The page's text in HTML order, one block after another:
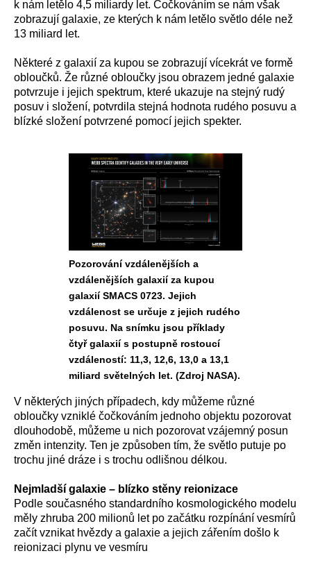
k nám letělo 4,5 miliardy let. Čočkováním se nám však
zobrazují galaxie, ze kterých k nám letělo světlo déle než
13 miliard let.
Některé z galaxií za kupou se zobrazují vícekrát ve formě
obloučků. Že různé obloučky jsou obrazem jedné galaxie
potvrzuje i jejich spektrum, které ukazuje na stejný rudý
posuv i složení, potvrdila stejná hodnota rudého posuvu a
blízké složení potvrzené pomocí jejich spekter.
Pozorování vzdálenějších a
vzdálenějších galaxií za kupou
galaxií SMACS 0723. Jejich
vzdálenost se určuje z jejich rudého
posuvu. Na snímku jsou příklady
čtyř galaxií s postupně rostoucí
vzdáleností: 11,3, 12,6, 13,0 a 13,1
miliard světelných let. (Zdroj NASA).
V některých jiných případech, kdy můžeme různé
obloučky vzniklé čočkováním jednoho objektu pozorovat
dlouhodobě, můžeme u nich pozorovat vzájemný posun
změn intenzity. Ten je způsoben tím, že světlo putuje po
trochu jiné dráze i s trochu odlišnou délkou.
Nejmladší galaxie – blízko stěny reionizace
Podle současného standardního kosmologického modelu
měly zhruba 200 milionů let po začátku rozpínání vesmírů
začít vznikat hvězdy a galaxie a jejich zářením došlo k
reionizaci plynu ve vesmíru